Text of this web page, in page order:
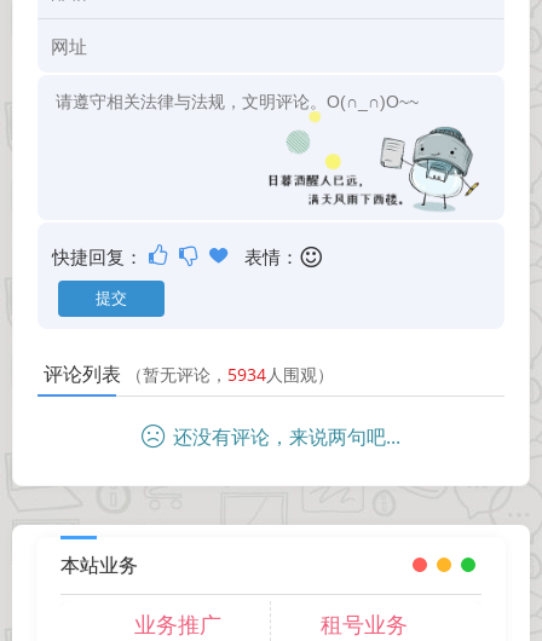
快捷回复： 表情：
评论列表 （暂无评论， 5934人围观）
还没有评论，来说两句吧...
本站业务
业务推广 租号业务